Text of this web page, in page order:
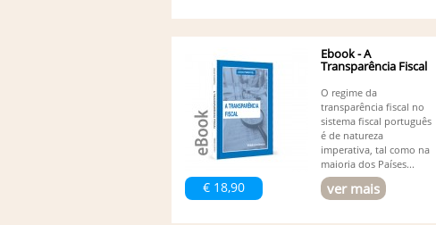
€ 18,90
Ebook - A
Transparência Fiscal
O regime da
transparência fiscal no
sistema fiscal português
é de natureza
imperativa, tal como na
maioria dos Países...
ver mais